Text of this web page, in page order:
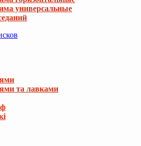
универсальные
та лавками